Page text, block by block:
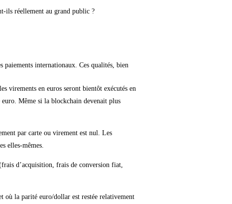
ils réellement au grand public ?
internationaux. Ces qualités, bien
virements en euros seront bientôt exécutés en
Même si la blockchain devenait plus
par carte ou virement est nul. Les
elles-mêmes.
d’acquisition, frais de conversion fiat,
où la parité euro/dollar est restée relativement